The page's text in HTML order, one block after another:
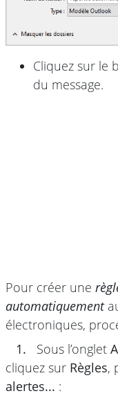
Cliquez sur le
du message.
Pour créer une
automatiquement
électroniques,
1.
Sous l’onglet
cliquez sur Règles,
alertes... :